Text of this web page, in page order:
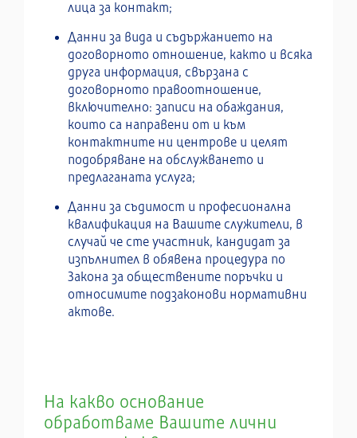
лица за контакт;
Данни за вида и съдържанието на
договорното отношение, както и всяка
друга информация, свързана с
договорното правоотношение,
включително: записи на обаждания,
които са направени от и към
контактните ни центрове и целят
подобряване на обслужването и
предлаганата услуга;
Данни за съдимост и професионална
квалификация на Вашите служители, в
случай че сте участник, кандидат за
изпълнител в обявена процедура по
Закона за обществените поръчки и
относимите подзаконови нормативни
актове.
На какво основание
обработваме Вашите лични